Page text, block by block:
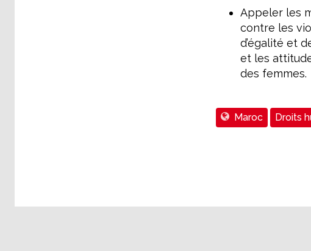
Appeler les
contre les
d’égalité et
et les
des femmes.
Maroc Droits